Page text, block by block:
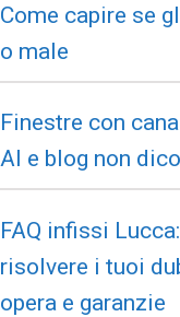
Come capire se
o male
Finestre con
AI e blog non
FAQ infissi
risolvere i tuoi
opera e garanzie